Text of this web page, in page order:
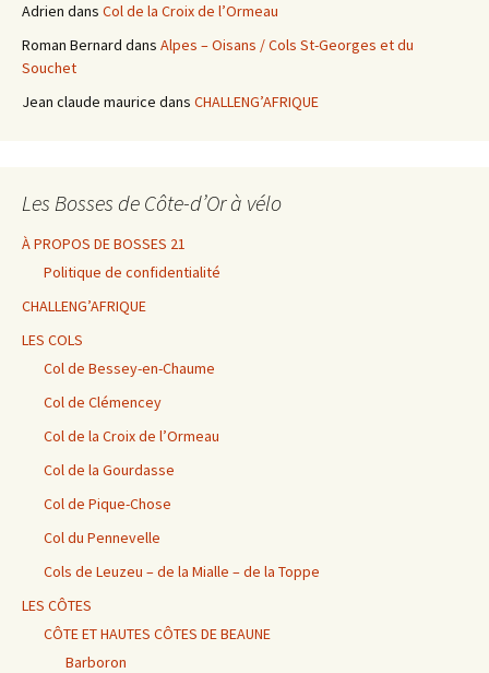
Adrien dans Col de la Croix de l’Ormeau
Roman Bernard dans Alpes – Oisans / Cols St-Georges et du
Souchet
Jean claude maurice dans CHALLENG’AFRIQUE
Les Bosses de Côte-d’Or à vélo
À PROPOS DE BOSSES 21
Politique de confidentialité
CHALLENG’AFRIQUE
LES COLS
Col de Bessey-en-Chaume
Col de Clémencey
Col de la Croix de l’Ormeau
Col de la Gourdasse
Col de Pique-Chose
Col du Pennevelle
Cols de Leuzeu – de la Mialle – de la Toppe
LES CÔTES
CÔTE ET HAUTES CÔTES DE BEAUNE
Barboron